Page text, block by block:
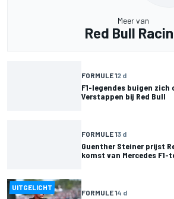
Meer van
Red Bull
FORMULE 12 d
F1-legendes buigen
Verstappen bij Red Bull
FORMULE 13 d
Guenther Steiner prijst
komst van Mercedes F1-
UITGELICHT
FORMULE 14 d